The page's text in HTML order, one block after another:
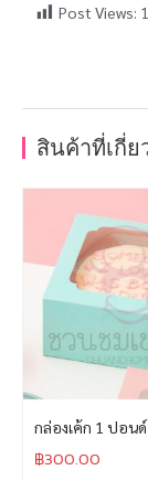
Post Views:
สินค้าที่เกี่ย
กล่องเค้ก 1 ปอน
฿300.00